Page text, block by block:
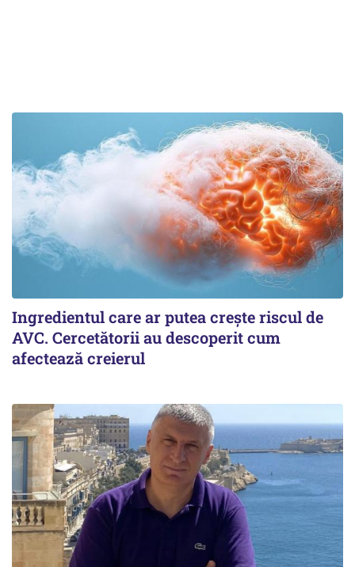
Ingredientul care ar putea crește riscul de
AVC. Cercetătorii au descoperit cum
afectează creierul